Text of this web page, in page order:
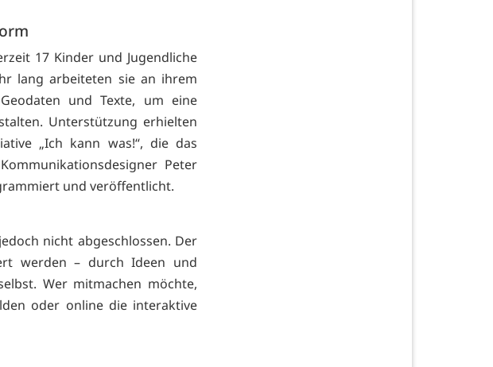
17 Kinder und Jugendliche
lang arbeiteten sie an ihrem
und Texte, um eine
Unterstützung erhielten
„Ich kann was!“, die das
Peter
und veröffentlicht.
nicht abgeschlossen. Der
werden – durch Ideen und
Wer mitmachen möchte,
oder online die interaktive